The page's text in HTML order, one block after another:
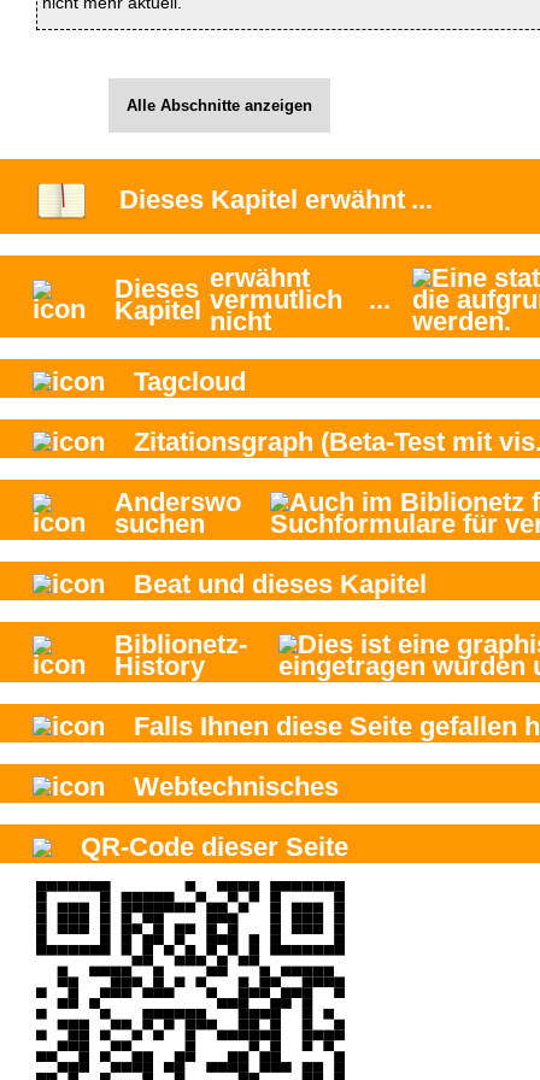
Alle Abschnitte anzeigen
Dieses Kapitel erwähnt ...
Dieses
Kapitel
erwähnt
vermutlich
nicht
...
Tagcloud
Zitationsgraph (Beta-Test mit
Anderswo
suchen
Beat und dieses Kapitel
Biblionetz-
History
Falls Ihnen diese Seite gefallen
Webtechnisches
QR-Code dieser Seite